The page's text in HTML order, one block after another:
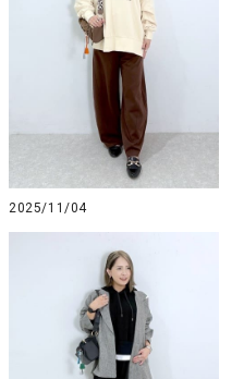
2025/11/04